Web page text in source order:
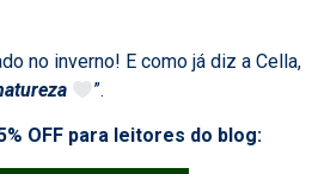
no inverno! E como já diz a Cella,
”.
OFF para leitores do blog: